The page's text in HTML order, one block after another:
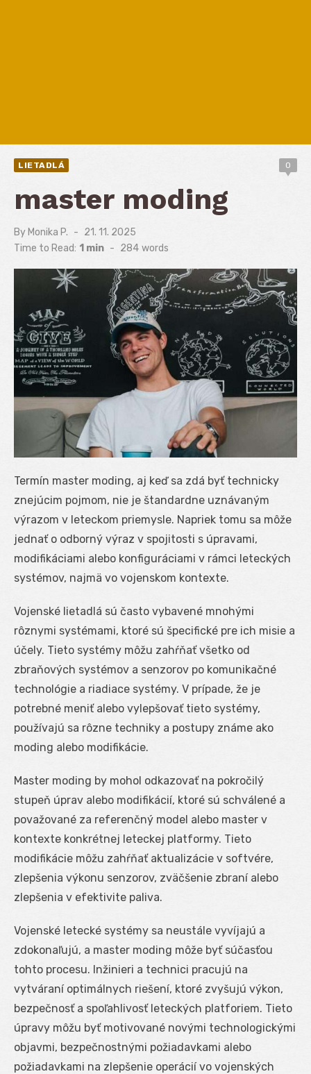
LIETADLÁ 0
master moding
By Monika P.
Posted
on
21. 11. 2025
Time to Read: 1 min - 284 words
Termín master moding, aj keď sa zdá byť technicky
znejúcim pojmom, nie je štandardne uznávaným
výrazom v leteckom priemysle. Napriek tomu sa môže
jednať o odborný výraz v spojitosti s úpravami,
modifikáciami alebo konfiguráciami v rámci leteckých
systémov, najmä vo vojenskom kontexte.
Vojenské lietadlá sú často vybavené mnohými
rôznymi systémami, ktoré sú špecifické pre ich misie a
účely. Tieto systémy môžu zahŕňať všetko od
zbraňových systémov a senzorov po komunikačné
technológie a riadiace systémy. V prípade, že je
potrebné meniť alebo vylepšovať tieto systémy,
používajú sa rôzne techniky a postupy známe ako
moding alebo modifikácie.
Master moding by mohol odkazovať na pokročilý
stupeň úprav alebo modifikácií, ktoré sú schválené a
považované za referenčný model alebo master v
kontexte konkrétnej leteckej platformy. Tieto
modifikácie môžu zahŕňať aktualizácie v softvére,
zlepšenia výkonu senzorov, zväčšenie zbraní alebo
zlepšenia v efektivite paliva.
Vojenské letecké systémy sa neustále vyvíjajú a
zdokonaľujú, a master moding môže byť súčasťou
tohto procesu. Inžinieri a technici pracujú na
vytváraní optimálnych riešení, ktoré zvyšujú výkon,
bezpečnosť a spoľahlivosť leteckých platforiem. Tieto
úpravy môžu byť motivované novými technologickými
objavmi, bezpečnostnými požiadavkami alebo
požiadavkami na zlepšenie operácií vo vojenských